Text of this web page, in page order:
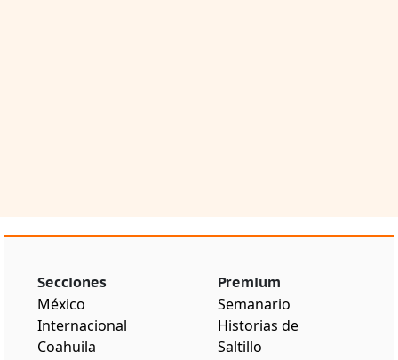
Secciones
México
Internacional
Coahuila
Premium
Semanario
Historias de
Saltillo